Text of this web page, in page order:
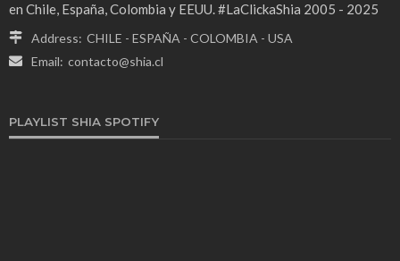
en Chile, España, Colombia y EEUU. #LaClickaShia 2005 - 2025
Address: CHILE - ESPAÑA - COLOMBIA - USA
Email: contacto@shia.cl
PLAYLIST SHIA SPOTIFY